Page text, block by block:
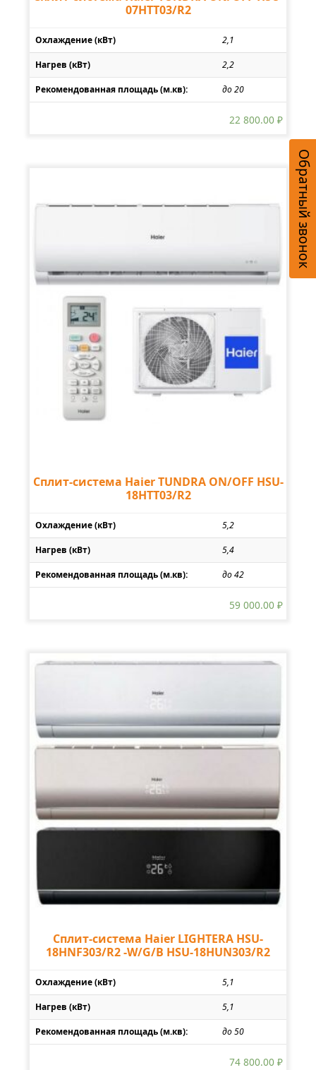
07HTT03/R2
Охлаждение (кВт) 2,1
Нагрев (кВт) 2,2
Рекомендованная площадь (м.кв): до 20
22 800.00 ₽
Сплит-система Haier TUNDRA ON/OFF HSU-
18HTT03/R2
Охлаждение (кВт) 5,2
Нагрев (кВт) 5,4
Рекомендованная площадь (м.кв): до 42
59 000.00 ₽
Сплит-система Haier LIGHTERA HSU-
18HNF303/R2 -W/G/B HSU-18HUN303/R2
Охлаждение (кВт) 5,1
Нагрев (кВт) 5,1
Рекомендованная площадь (м.кв): до 50
74 800.00 ₽
Обратный звонок